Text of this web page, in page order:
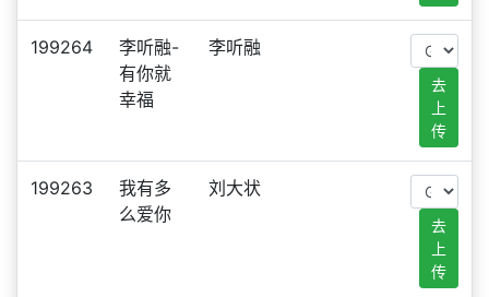
199264
李听融-
有你就
幸福
李听融
去
上
传
199263
我有多
么爱你
刘大状
去
上
传